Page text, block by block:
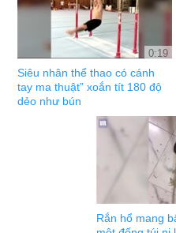
0:19
Siêu nhân thể thao có cánh
tay ma thuật” xoắn tít 180 độ
dẻo như bún
Rắn hổ mang